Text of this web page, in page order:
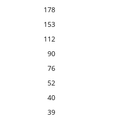
178
153
112
90
76
52
40
39